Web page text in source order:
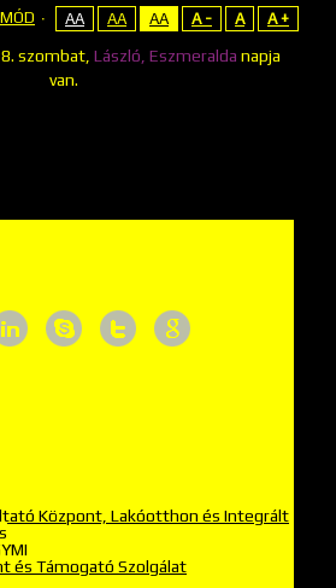
AA AA AA A - A A +
szombat, László, Eszmeralda napja
van.
Központ, Lakóotthon és Integrált
és Támogató Szolgálat